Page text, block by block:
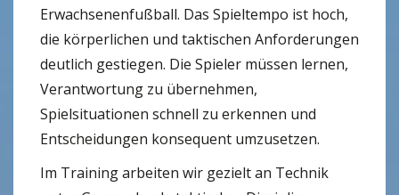
Erwachsenenfußball. Das Spieltempo ist hoch,
die körperlichen und taktischen Anforderungen
deutlich gestiegen. Die Spieler müssen lernen,
Verantwortung zu übernehmen,
Spielsituationen schnell zu erkennen und
Entscheidungen konsequent umzusetzen.
Im Training arbeiten wir gezielt an Technik